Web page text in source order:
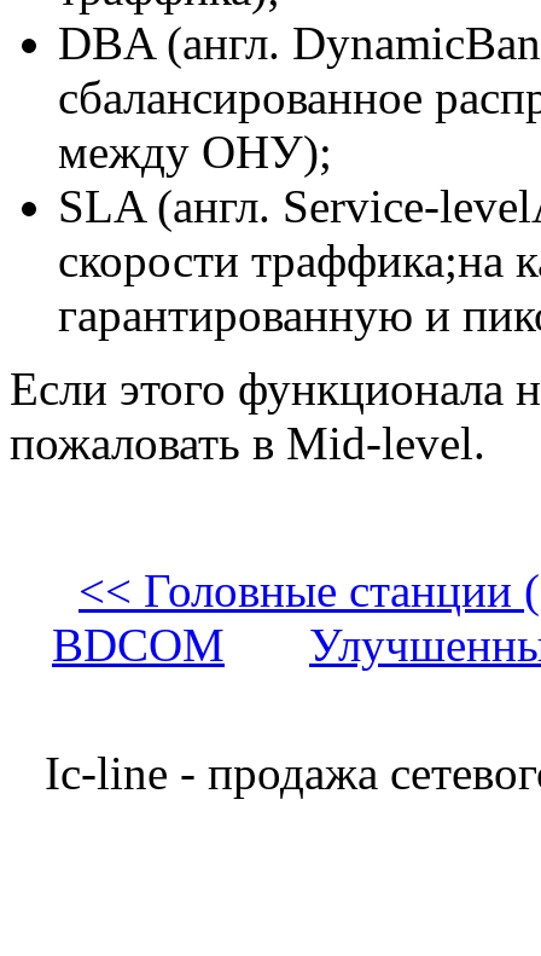
DBA (англ.
сбалансированное
между ОНУ);
SLA (англ. Service-
скорости
гарантированную и
Если этого функционала
пожаловать в Mid-level.
<< Головные станции
BDCOM
Ic-line - продажа